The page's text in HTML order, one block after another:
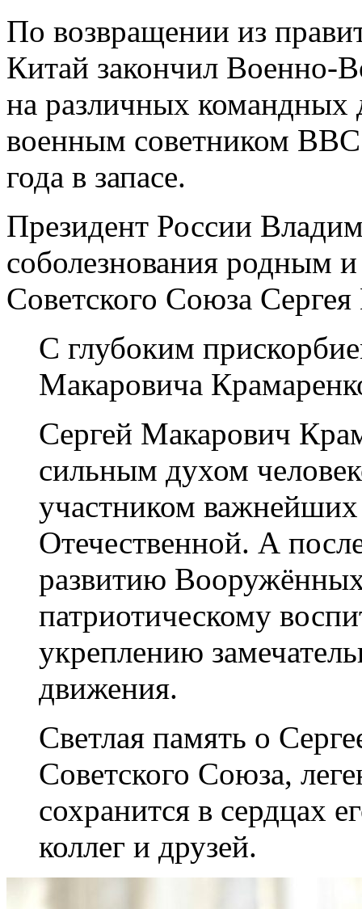
По возвращении из
Китай закончил
на различных
военным советником
года в запасе.
Президент России
соболезнования родным
Советского Союза
С глубоким
Макаровича
Сергей Макарович
сильным духом
участником
Отечественной. А
развитию
патриотическому
укреплению
движения.
Светлая память о
Советского Союза,
сохранится в сердцах
коллег и друзей.